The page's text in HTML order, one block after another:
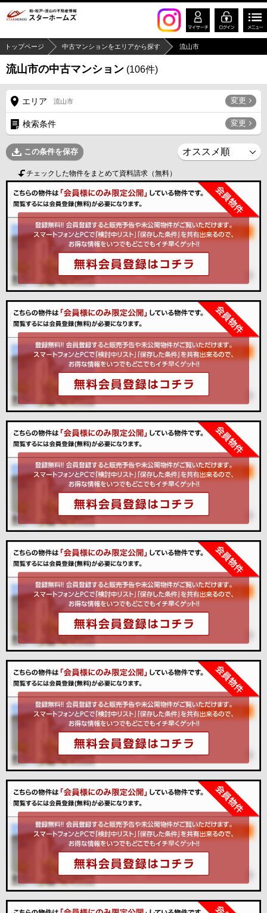
トップページ 中古マンションをエリアから探す 流山市
流山市の中古マンション (106件)
エリア 流山市 変更
検索条件 変更
この条件を保存
チェックした物件をまとめて資料請求（無料）